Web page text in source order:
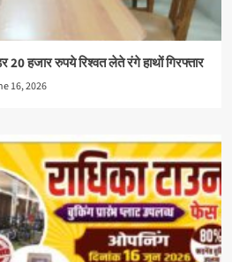
20 हजार रुपये रिश्वत लेते रंगे हाथों गिरफ्तार
16, 2026